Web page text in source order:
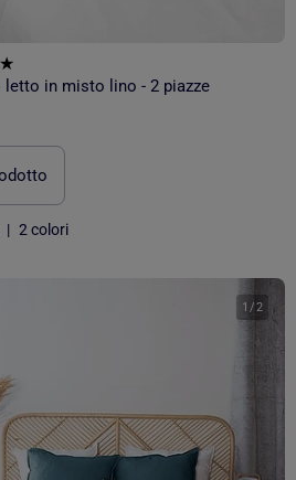
letto in misto lino - 2 piazze
| 2 colori
1 /2